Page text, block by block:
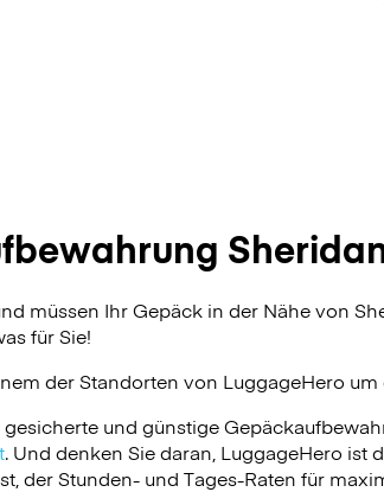
müssen Ihr Gepäck in der Nähe von
für Sie!
der Standorten von LuggageHero um
und günstige
. Und denken Sie daran, LuggageHero ist
der Stunden- und Tages-Raten für